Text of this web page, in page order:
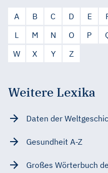
A B C D E
L
M N O P
W
X Y Z
Weitere Lexika
Daten der
Gesundheit A-Z
Großes Wörterbuch